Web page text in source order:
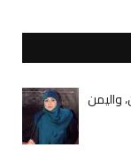
واليمن